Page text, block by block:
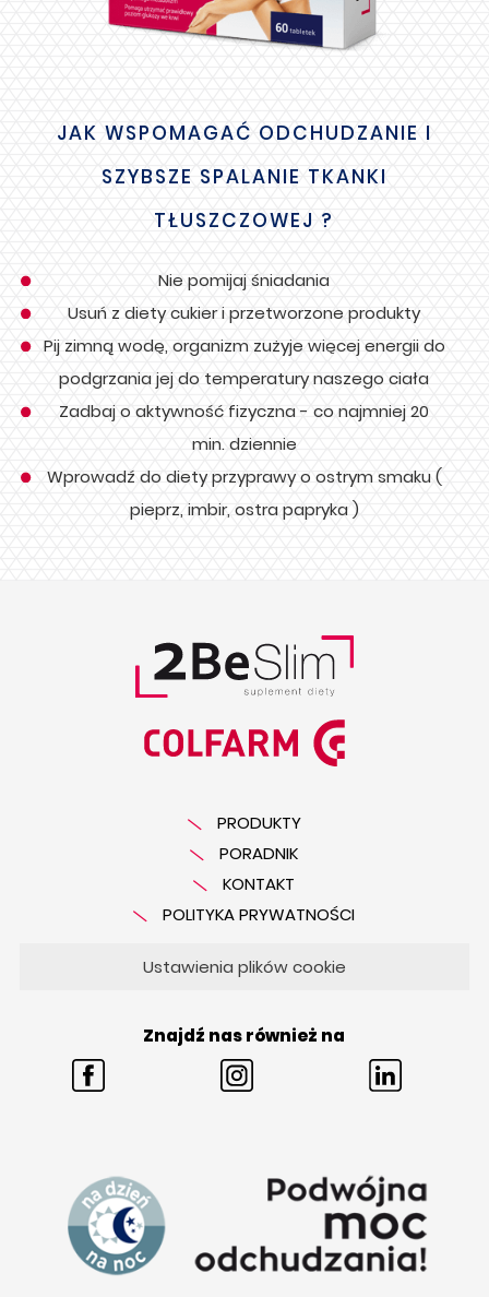
JAK WSPOMAGAĆ ODCHUDZANIE I
SZYBSZE SPALANIE TKANKI
TŁUSZCZOWEJ ?
Nie pomijaj śniadania
Usuń z diety cukier i przetworzone produkty
Pij zimną wodę, organizm zużyje więcej energii do
podgrzania jej do temperatury naszego ciała
Zadbaj o aktywność fizyczna - co najmniej 20
min. dziennie
Wprowadź do diety przyprawy o ostrym smaku (
pieprz, imbir, ostra papryka )
PRODUKTY
PORADNIK
KONTAKT
POLITYKA PRYWATNOŚCI
Ustawienia plików cookie
Znajdź nas również na